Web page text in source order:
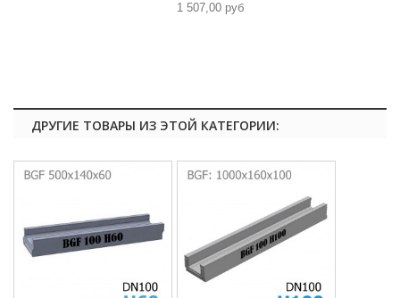
1 507,00 руб
ДРУГИЕ ТОВАРЫ ИЗ ЭТОЙ КАТЕГОРИИ: